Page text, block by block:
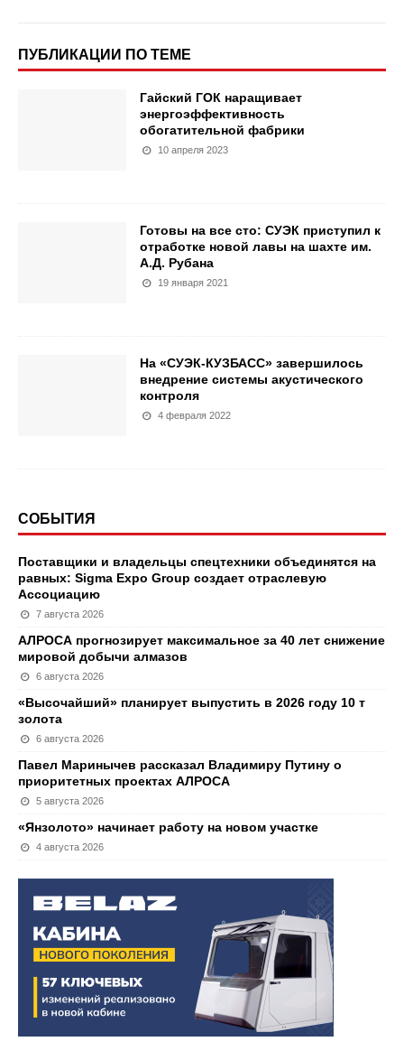
ПУБЛИКАЦИИ ПО ТЕМЕ
Гайский ГОК наращивает
энергоэффективность
обогатительной фабрики
10 апреля 2023
Готовы на все сто: СУЭК приступил к
отработке новой лавы на шахте им.
А.Д. Рубана
19 января 2021
На «СУЭК-КУЗБАСС» завершилось
внедрение системы акустического
контроля
4 февраля 2022
СОБЫТИЯ
Поставщики и владельцы спецтехники объединятся на
равных: Sigma Expo Group создает отраслевую
Ассоциацию
7 августа 2026
АЛРОСА прогнозирует максимальное за 40 лет снижение
мировой добычи алмазов
6 августа 2026
«Высочайший» планирует выпустить в 2026 году 10 т
золота
6 августа 2026
Павел Маринычев рассказал Владимиру Путину о
приоритетных проектах АЛРОСА
5 августа 2026
«Янзолото» начинает работу на новом участке
4 августа 2026